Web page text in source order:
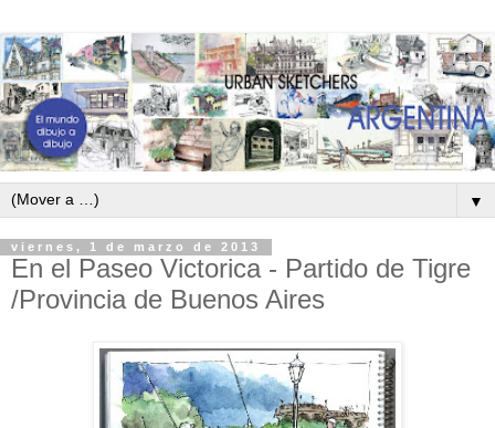
▼
viernes, 1 de marzo de 2013
En el Paseo Victorica - Partido de Tigre
/Provincia de Buenos Aires